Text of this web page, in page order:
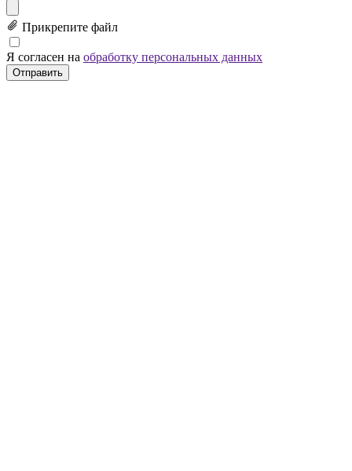
Прикрепите файл
Я согласен на обработку персональных данных